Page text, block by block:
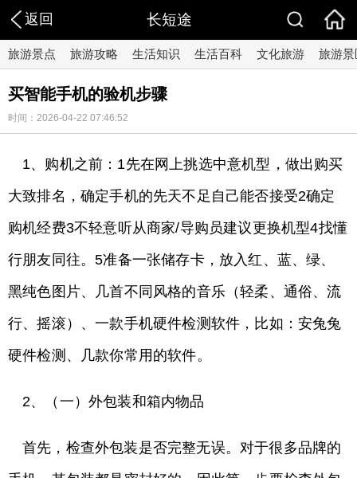
返回 长短途
旅游景点 旅游攻略 生活知识 生活百科 文化旅游 旅游景
买智能手机的验机步骤
时间：2026-04-22 07:46:52
1、购机之前：1先在网上挑选中意机型，做出购买
大致排名，确定手机的先天不足自己能否接受2确定
购机经费3不轻意听从商家/导购员建议更换机型4找懂
行朋友同往。5准备一张储存卡，放入红、蓝、绿、
黑纯色图片、几首不同风格的音乐（轻柔、通俗、流
行、摇滚）、一款手机硬件检测软件，比如：安兔兔
硬件检测、几款你常用的软件。
2、（一）外包装和箱内物品
首先，检查外包装是否完整无误。对于很多品牌的